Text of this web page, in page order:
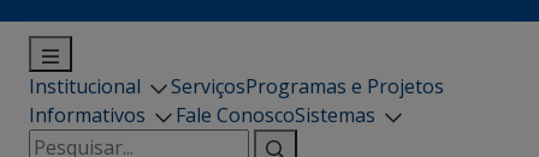
Institucional ServiçosProgramas e Projetos
Informativos
Fale ConoscoSistemas
Pesquisar